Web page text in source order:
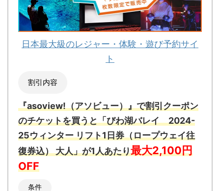
日本最大級のレジャー・体験・遊び予約サイ
ト
割引内容
『asoview!（アソビュー）』で割引クーポン
のチケットを買うと「びわ湖バレイ 2024-
25ウィンター リフト1日券（ロープウェイ往
復券込） 大人」が1人あたり最大2,100円
OFF
条件